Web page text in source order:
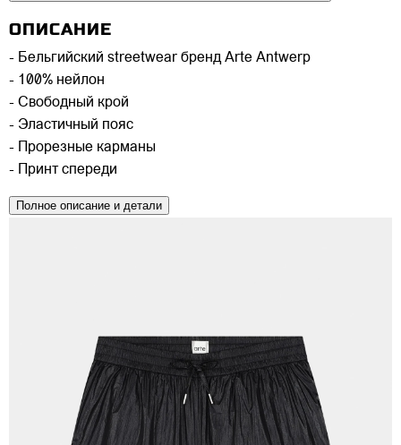
ОПИСАНИЕ
- Бельгийский streetwear бренд Arte Antwerp
- 100% нейлон
- Свободный крой
- Эластичный пояс
- Прорезные карманы
- Принт спереди
Полное описание и детали